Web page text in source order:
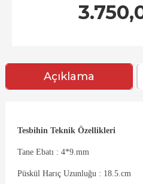
Açıklama
Tesbihin Teknik Özellikleri
Tane Ebatı : 4*9.mm
Püskül Harıç Uzunluğu : 18.5.cm